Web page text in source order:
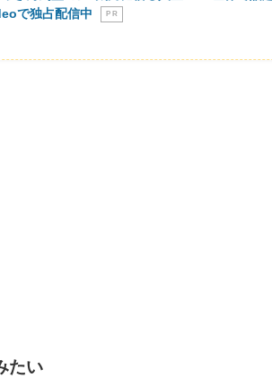
で独占配信中
P R
たい